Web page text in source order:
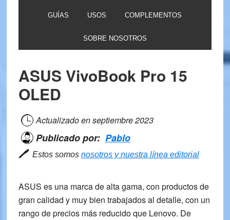
GUÍAS USOS COMPLEMENTOS
SOBRE NOSOTROS
ASUS VivoBook Pro 15
OLED
Actualizado enseptiembre 2023
Publicado por: Pablo
🖊 Estos somos nosotros y nuestra línea editorial
ASUS es una marca de alta gama, con productos de
gran calidad y muy bien trabajados al detalle, con un
rango de precios más reducido que Lenovo. De